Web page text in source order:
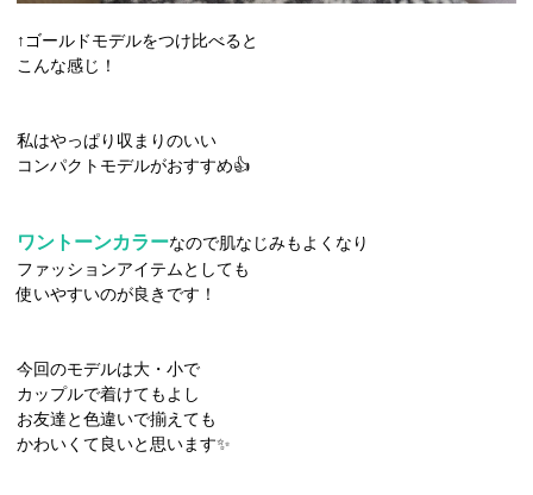
↑ゴールドモデルをつけ比べると
こんな感じ！
私はやっぱり収まりのいい
コンパクトモデルがおすすめ👍
ワントーンカラーなので肌なじみもよくなり
ファッションアイテムとしても
使いやすいのが良きです！
今回のモデルは大・小で
カップルで着けてもよし
お友達と色違いで揃えても
かわいくて良いと思います✨